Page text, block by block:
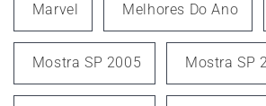
Marvel Melhores Do Ano
Mostra SP 2005 Mostra SP